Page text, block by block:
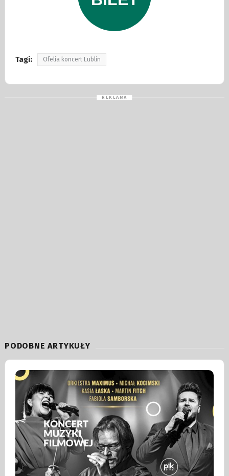
Tagi: Ofelia koncert Lublin
PODOBNE ARTYKUŁY